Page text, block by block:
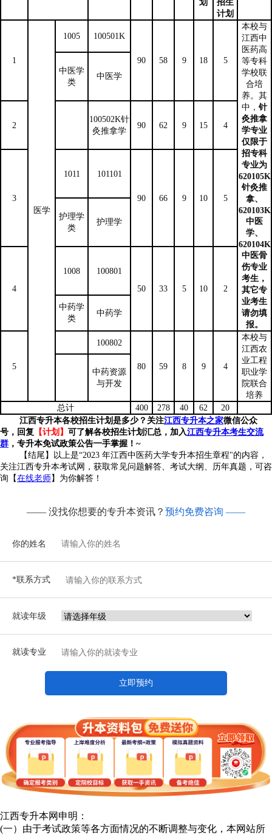
划
招生
计划
1
医学
1005 100501K
90 58 9 18 5
本校与
江西中
医药高
等专科
学校联
合培
养。其
中， 针
灸推拿
学专业
仅限于
招专科
专业为
620105K
针灸推
拿、
620103K
中医
学、
620104K
中医骨
伤专业
考生，
其它专
业考生
请勿填
报。
中医学
类
中医学
2
100502K针
灸推拿学
90 62 9 15 4
3
1011 101101
90 66 9 10
5
护理学
类
护理学
4
1008
100801
50
33 5 10
2
中药学
类
中药学
5
100802
80 59 8 9 4
本校与
江西农
业工程
职业学
院联合
培养
中药资源
与开发
总计 400 278 40 62
20
江西专升本各校招生计划是多少？关注江西专升本之家微信公众
号，回复 【计划】 可了解各校招生计划汇总 ， 加入江西专升本考生交流
群 ， 专升本免试政策公告一手掌握！ ~
【结尾】以上是“2023 年江西中医药大学专升本招生章程"的内容，
关注江西专升本考试网，获取常见问题解答、考试大纲、历年真题，可咨
询【在线老师 】为你解答！
—— 没找你想要的专升本资讯？ 预约免费咨询 ——
你的姓名
*联系方式
就读年级
就读专业
立即预约
江西专升本网申明：
(一）由于考试政策等各方面情况的不断调整与变化，本网站所